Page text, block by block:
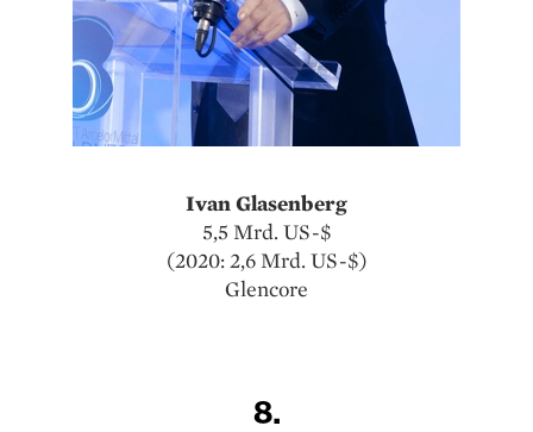
Ivan Glasenberg
5,5 Mrd. US-$
(2020: 2,6 Mrd. US-$)
Glencore
8.